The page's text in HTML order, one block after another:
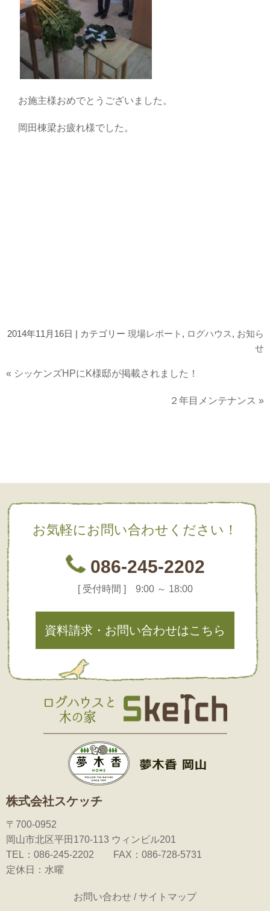
お施主様おめでとうございました。
岡田棟梁お疲れ様でした。
2014年11月16日 | カテゴリー 現場レポート , ログハウス, お知ら
せ
« シッケンズHPにK様邸が掲載されました！
２年目メンテナンス »
お気軽にお問い合わせください！
086-245-2202
[ 受付時間 ] 9:00 ～ 18:00
資料請求・お問い合わせはこちら
株式会社スケッチ
〒700-0952
岡山市北区平田170-113 ウィンビル201
TEL：086-245-2202 FAX：086-728-5731
定休日：水曜
お問い合わせ /サイトマップ